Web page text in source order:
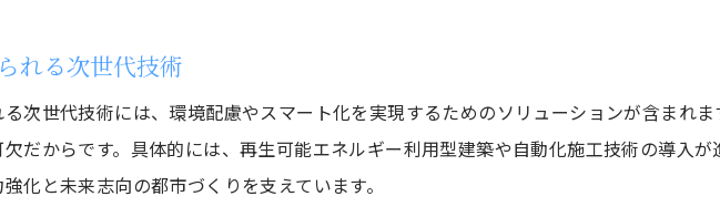
建設現場の自動制御機器が切り拓く未来像
建設業界で進化する自動制御機器の実力
れる次世代技術
次世代技術には、環境配慮やスマート化を実現するためのソリューションが含まれ
だからです。具体的には、再生可能エネルギー利用型建築や自動化施工技術の導入
化と未来志向の都市づくりを支えています。